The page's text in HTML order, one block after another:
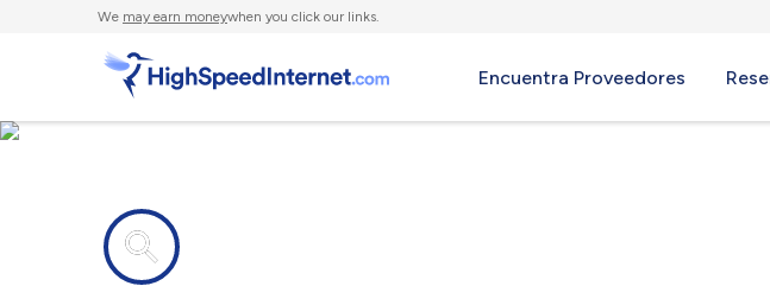
We may earn moneywhen you click our links.
Encuentra Proveedores